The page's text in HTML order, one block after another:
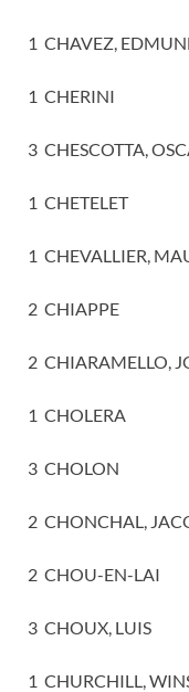
1 CHAVEZ,
1 CHERINI
3 CHESCOTTA,
1 CHETELET
1 CHEVALLIER,
2 CHIAPPE
2 CHIARAMELLO,
1 CHOLERA
3 CHOLON
2 CHONCHAL,
2 CHOU-EN-LAI
3 CHOUX, LUIS
1 CHURCHILL,